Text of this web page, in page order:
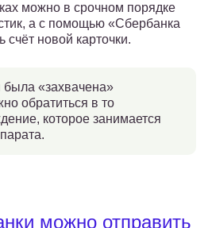
можно в срочном порядке
а с помощью «Сбербанка
новой карточки.
«захвачена»
обратиться в то
которое занимается
можно отправить